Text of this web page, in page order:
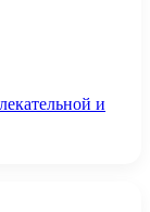
и